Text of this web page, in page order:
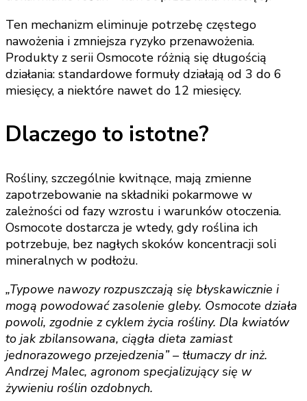
Ten mechanizm eliminuje potrzebę częstego
nawożenia i zmniejsza ryzyko przenawożenia.
Produkty z serii Osmocote różnią się długością
działania: standardowe formuły działają od 3 do 6
miesięcy, a niektóre nawet do 12 miesięcy.
Dlaczego to istotne?
Rośliny, szczególnie kwitnące, mają zmienne
zapotrzebowanie na składniki pokarmowe w
zależności od fazy wzrostu i warunków otoczenia.
Osmocote dostarcza je wtedy, gdy roślina ich
potrzebuje, bez nagłych skoków koncentracji soli
mineralnych w podłożu.
„Typowe nawozy rozpuszczają się błyskawicznie i
mogą powodować zasolenie gleby. Osmocote działa
powoli, zgodnie z cyklem życia rośliny. Dla kwiatów
to jak zbilansowana, ciągła dieta zamiast
jednorazowego przejedzenia” – tłumaczy dr inż.
Andrzej Malec, agronom specjalizujący się w
żywieniu roślin ozdobnych.